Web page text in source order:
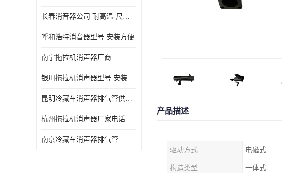
长春消音器公司 耐高温-尺寸可定制
呼和浩特消音器型号 安装方便
南宁拖拉机消声器厂商
银川拖拉机消声器型号 安装方便
昆明冷藏车消声器排气管供货商 可定制
杭州拖拉机消声器厂家电话
南京冷藏车消声器排气管
产品描述
驱动方式 电磁式
构造类型 一体式